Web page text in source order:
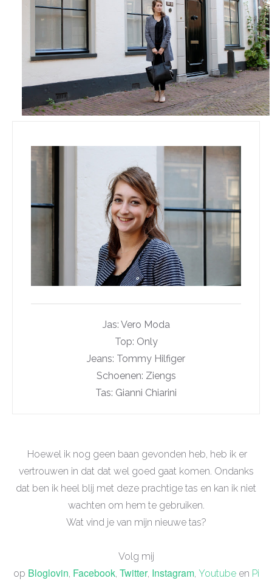
Jas: Vero Moda
Top: Only
Jeans: Tommy Hilfiger
Schoenen: Ziengs
Tas: Gianni Chiarini
Hoewel ik nog geen baan gevonden heb, heb ik er
vertrouwen in dat dat wel goed gaat komen. Ondanks
dat ben ik heel blij met deze prachtige tas en kan ik niet
wachten om hem te gebruiken.
Wat vind je van mijn nieuwe tas?
Volg mij
op Bloglovin, Facebook, Twitter, Instagram, Youtubeen Pi